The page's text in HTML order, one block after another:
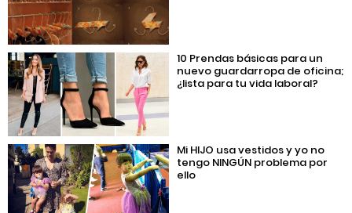
10 Prendas básicas para un
nuevo guardarropa de oficina;
¿lista para tu vida laboral?
Mi HIJO usa vestidos y yo no
tengo NINGÚN problema por
ello